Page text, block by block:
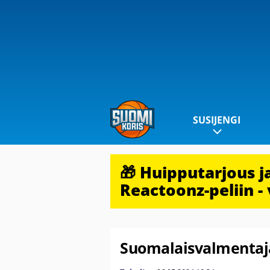
SUSIJENGI
🎁 Huipputarjous
Reactoonz-peliin